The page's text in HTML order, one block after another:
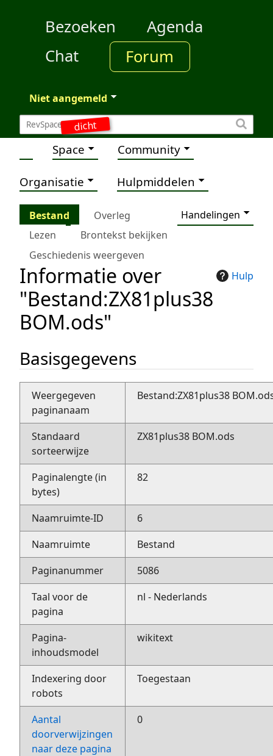
dicht
Bezoeken
Agenda
Chat
Forum
Niet aangemeld
Space Community
Organisatie Hulpmiddelen
Bestand Overleg
Handelingen
Lezen
Brontekst bekijken
Geschiedenis weergeven
Hulp
Informatie over
"Bestand:ZX81plus38
BOM.ods"
Basisgegevens
Weergegeven
paginanaam
Bestand:ZX81plus38
Standaard
sorteerwijze
ZX81plus38 BOM.ods
Paginalengte (in
bytes)
82
Naamruimte-ID
6
Naamruimte
Bestand
Paginanummer
5086
Taal voor de
pagina
nl - Nederlands
Pagina-
inhoudsmodel
wikitext
Indexering door
robots
Toegestaan
Aantal
doorverwijzingen
naar deze pagina
0